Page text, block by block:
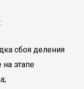
сбоя деления
этапе